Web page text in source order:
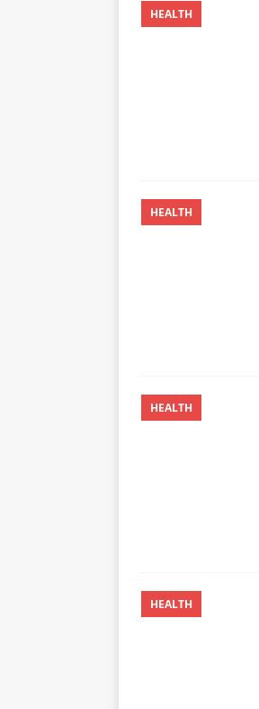
HEALTH
HEALTH
HEALTH
HEALTH